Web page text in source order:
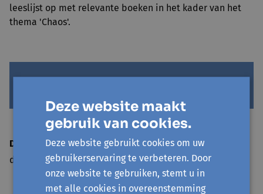
leeslijst op met relevante boeken in het kader van het
thema 'Chaos'.
BEKIJK DE LEESLIJST HIER
Datum bericht
di 16 april '24
Deze website maakt
gebruik van cookies.
Deze website gebruikt cookies om uw
gebruikerservaring te verbeteren. Door
onze website te gebruiken, stemt u in
met alle cookies in overeenstemming